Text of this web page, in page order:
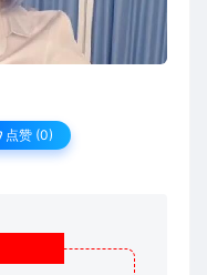
点赞 (0)